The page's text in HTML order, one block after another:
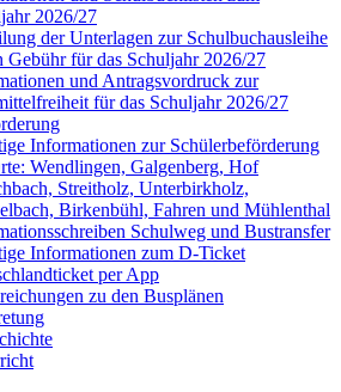
2026/27
der Unterlagen zur Schulbuchausleihe
Gebühr für das Schuljahr 2026/27
und Antragsvordruck zur
für das Schuljahr 2026/27
Informationen zur Schülerbeförderung
Wendlingen, Galgenberg, Hof
Streitholz, Unterbirkholz,
Birkenbühl, Fahren und Mühlenthal
Schulweg und Bustransfer
Informationen zum D-Ticket
per App
zu den Busplänen